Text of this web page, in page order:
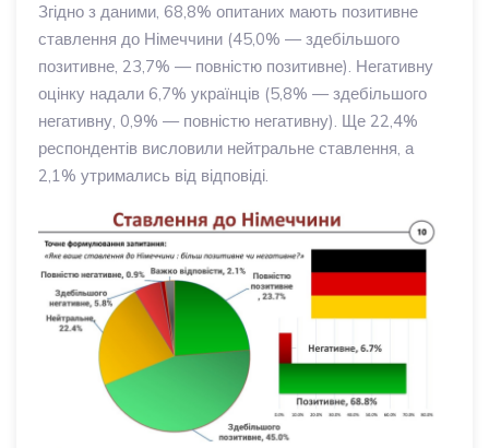
Згідно з даними, 68,8% опитаних мають позитивне
ставлення до Німеччини (45,0% — здебільшого
позитивне, 23,7% — повністю позитивне). Негативну
оцінку надали 6,7% українців (5,8% — здебільшого
негативну, 0,9% — повністю негативну). Ще 22,4%
респондентів висловили нейтральне ставлення, а
2,1% утримались від відповіді.